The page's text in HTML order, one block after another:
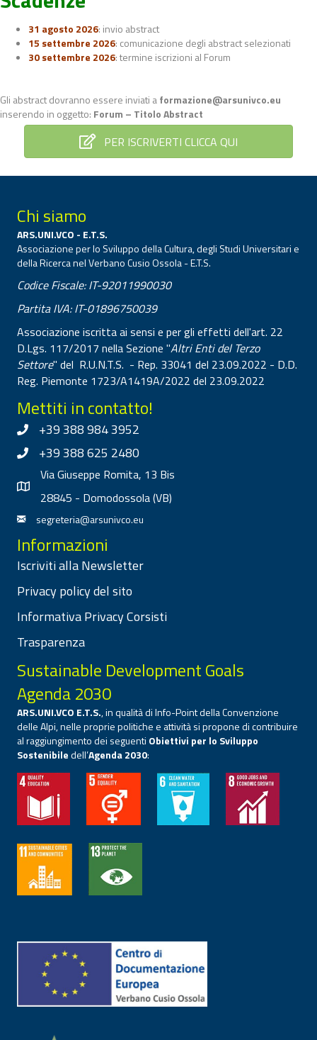
31 agosto 2026: invio abstract
15 settembre 2026: comunicazione degli abstract selezionati
30 settembre 2026: termine iscrizioni al Forum
Gli abstract dovranno essere inviati aformazione@arsunivco.eu
inserendo in oggetto: Forum – Titolo Abstract
PER ISCRIVERTI CLICCA QUI
Chi siamo
ARS.UNI.VCO - E.T.S.
Associazione per lo Sviluppo della Cultura, degli Studi Universitari e
della Ricerca nel Verbano Cusio Ossola - E.T.S.
Codice Fiscale: IT-92011990030
Partita IVA: IT-01896750039
Associazione iscritta ai sensi e per gli effetti dell'art. 22
D.Lgs. 117/2017 nella Sezione "Altri Enti del Terzo
Settore" del R.U.N.T.S. - Rep. 33041 del 23.09.2022 - D.D.
Reg. Piemonte 1723/A1419A/2022 del 23.09.2022
Mettiti in contatto!
+39 388 984 3952
+39 388 625 2480
Via Giuseppe Romita, 13 Bis
28845 - Domodossola (VB)
segreteria@arsunivco.eu
Informazioni
Iscriviti alla Newsletter
Privacy policy del sito
Informativa Privacy Corsisti
Trasparenza
Sustainable Development Goals
Agenda 2030
ARS.UNI.VCO E.T.S., in qualità di Info-Point della Convenzione
delle Alpi, nelle proprie politiche e attività si propone di contribuire
al raggiungimento dei seguenti Obiettivi per lo Sviluppo
Sostenibiledell’Agenda 2030: